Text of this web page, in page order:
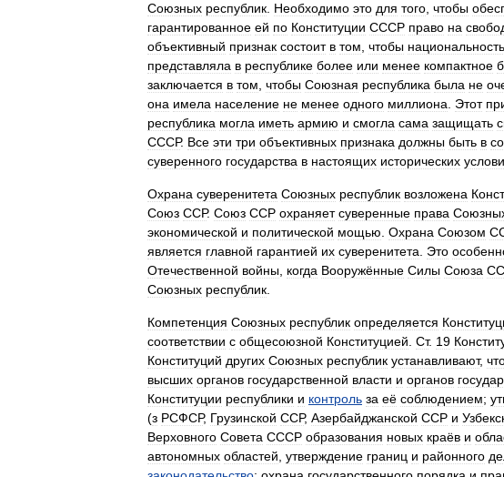
Союзных республик Необходимо это для того чтобы
гарантированное ей по Конституции СССР право на
объективный признак состоит в том чтобы национальность
представляла в республике более или менее компактное
заключается в том чтобы Союзная республика была не
она имела население не менее одного миллиона Этот
республика могла иметь армию и смогла сама защищать
СССР. Все эти три объективных признака должны быть в
суверенного государства в настоящих исторических
Охрана суверенитета Союзных республик возложена
Союз ССР. Союз ССР охраняет суверенные права
экономической и политической мощью Охрана Союзом
является главной гарантией их суверенитета Это
Отечественной войны когда Вооружённые Силы Союза
Союзных республик
Компетенция Союзных республик определяется
соответствии с общесоюзной Конституцией Ст. 19
Конституций других Союзных республик устанавливают,
высших органов государственной власти и органов
Конституции республики и контроль за её соблюдением;
(з РСФСР, Грузинской ССР, Азербайджанской ССР и
Верховного Совета СССР образования новых краёв и
автономных областей утверждение границ и районного